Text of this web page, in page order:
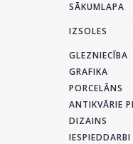
SĀKUMLAPA
IZSOLES
GLEZNIECĪBA
GRAFIKA
PORCELĀNS
ANTIKVĀRIE
DIZAINS
IESPIEDDARBI